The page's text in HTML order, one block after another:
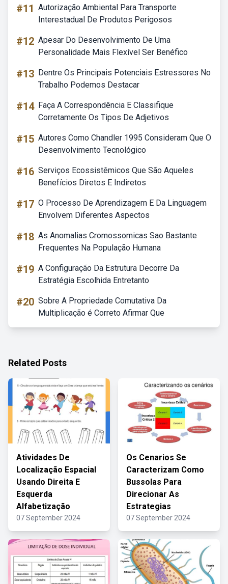
#11 Autorização Ambiental Para Transporte
Interestadual De Produtos Perigosos
#12 Apesar Do Desenvolvimento De Uma
Personalidade Mais Flexível Ser Benéfico
#13 Dentre Os Principais Potenciais Estressores No
Trabalho Podemos Destacar
#14 Faça A Correspondência E Classifique
Corretamente Os Tipos De Adjetivos
#15 Autores Como Chandler 1995 Consideram Que O
Desenvolvimento Tecnológico
#16 Serviços Ecossistêmicos Que São Aqueles
Benefícios Diretos E Indiretos
#17 O Processo De Aprendizagem E Da Linguagem
Envolvem Diferentes Aspectos
#18 As Anomalias Cromossomicas Sao Bastante
Frequentes Na População Humana
#19 A Configuração Da Estrutura Decorre Da
Estratégia Escolhida Entretanto
#20 Sobre A Propriedade Comutativa Da
Multiplicação é Correto Afirmar Que
Related Posts
Atividades De
Localização Espacial
Usando Direita E
Esquerda
Alfabetização
07 September 2024
Os Cenarios Se
Caracterizam Como
Bussolas Para
Direcionar As
Estrategias
07 September 2024